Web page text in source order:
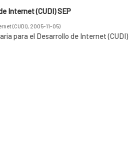
Internet (CUDI) SEP
(CUDI), 2005-11-05)
para el Desarrollo de Internet (CUDI)